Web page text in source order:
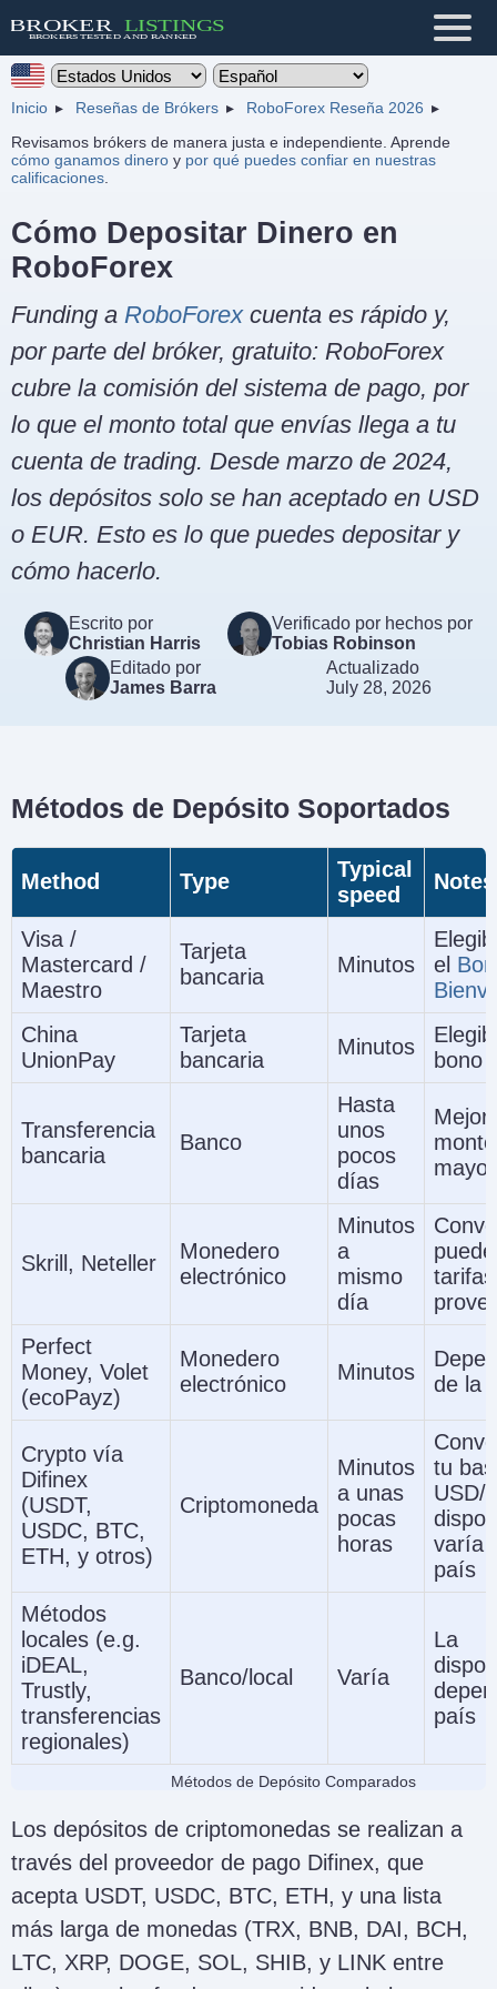
Inicio Reseñas de Brókers
RoboForex Reseña 2026
Revisamos brókers de manera justa e independiente. Aprende
cómo ganamos dinero y por qué puedes confiar en nuestras
calificaciones
Cómo Depositar Dinero en
RoboForex
Funding a RoboForexcuenta es rápido y,
por parte del bróker, gratuito: RoboForex
cubre la comisión del sistema de pago, por
lo que el monto total que envías llega a tu
cuenta de trading. Desde marzo de 2024,
los depósitos solo se han aceptado en USD
o EUR. Esto es lo que puedes depositar y
cómo hacerlo.
Escrito por
Christian Harris
Verificado por hechos por
Tobias Robinson
Editado por
James Barra
Actualizado
July 28, 2026
Métodos de Depósito Soportados
Métodos de Depósito Comparados
Method Type
Typical
speed
Notes
Visa /
Mastercard /
Maestro
Tarjeta
bancaria
Minutos
el
China
UnionPay
Tarjeta
bancaria
Minutos
bono
Transferencia
bancaria
Banco
Hasta
unos
pocos
días
Mejor
Skrill, Neteller
Monedero
electrónico
Minutos
a
mismo
día
Perfect
Money, Volet
(ecoPayz)
Monedero
electrónico
Minutos
de la
Crypto vía
Difinex
(USDT,
USDC, BTC,
ETH, y otros)
Criptomoneda
Minutos
a unas
pocas
horas
tu
USD/
varía
país
Métodos
locales (e.g.
iDEAL,
Trustly,
transferencias
regionales)
Banco/local Varía
La
país
Los depósitos de criptomonedas se realizan a
través del proveedor de pago Difinex, que
acepta USDT, USDC, BTC, ETH, y una lista
más larga de monedas (TRX, BNB, DAI, BCH,
LTC, XRP, DOGE, SOL, SHIB, y LINK entre